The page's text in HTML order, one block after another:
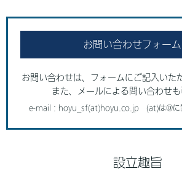
お問い合わせフォーム
お問い合わせは、フォームにご記入いた
また、メールによる問い合わせも
e-mail : hoyu_sf(at)hoyu.co.jp (at)は@に
設立趣旨